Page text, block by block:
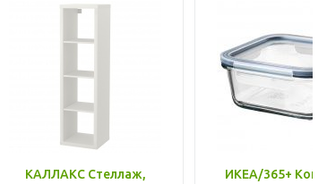
КАЛЛАКС Стеллаж,
ИКЕА/365+